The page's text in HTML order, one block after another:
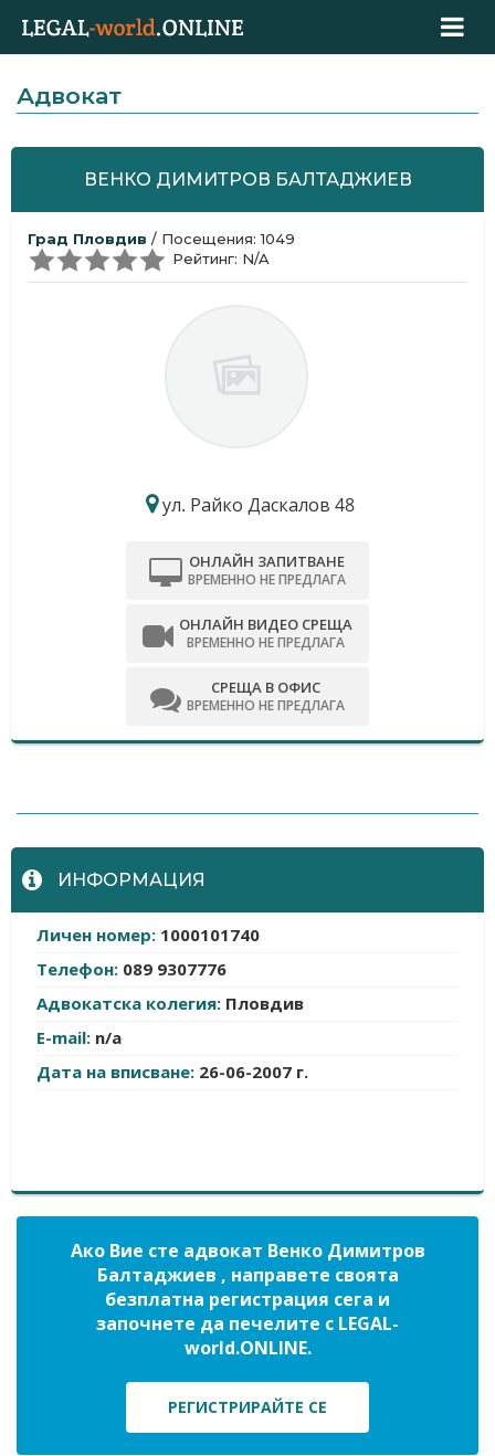
Адвокат
ВЕНКО ДИМИТРОВ БАЛТАДЖИЕВ
Град Пловдив / Посещения: 1049
Рейтинг: N/A
ул. Райко Даскалов 48
ОНЛАЙН ЗАПИТВАНЕ
ВРЕМЕННО НЕ ПРЕДЛАГА
ОНЛАЙН ВИДЕО СРЕЩА
ВРЕМЕННО НЕ ПРЕДЛАГА
СРЕЩА В ОФИС
ВРЕМЕННО НЕ ПРЕДЛАГА
ИНФОРМАЦИЯ
Личен номер: 1000101740
Телефон: 089 9307776
Адвокатска колегия: Пловдив
E-mail: n/a
Дата на вписване: 26-06-2007 г.
Ако Вие сте адвокат Венко Димитров
Балтаджиев , направете своята
безплатна регистрация сега и
започнете да печелите с LEGAL-
world.ONLINE.
РЕГИСТРИРАЙТЕ СЕ